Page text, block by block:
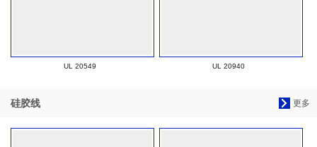
UL 20549 UL 20940
更多
硅胶线